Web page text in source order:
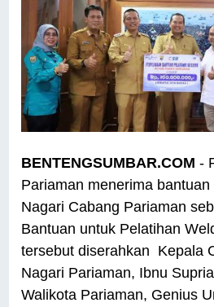
BENTENGSUMBAR.COM -
Pariaman menerima
Nagari Cabang Pariaman
Bantuan untuk Pelatihan
tersebut diserahkan Kepala
Nagari Pariaman, Ibnu
Walikota Pariaman, Genius